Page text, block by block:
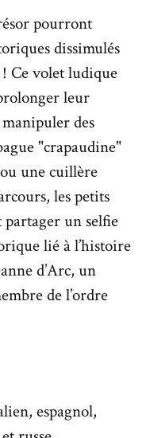
pourront
dissimulés
! Ce volet ludique
leur
des
"crapaudine"
une cuillère
les petits
partager un selfie
lié à l’histoire
d’Arc, un
de l’ordre
espagnol,